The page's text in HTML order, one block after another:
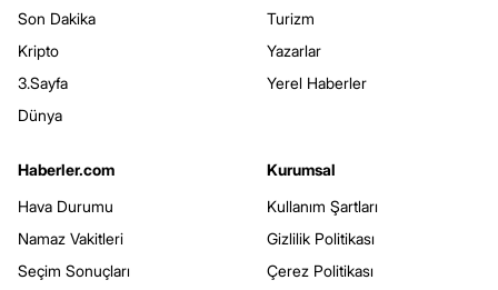
Son Dakika
Kripto
3.Sayfa
Dünya
Turizm
Yazarlar
Yerel Haberler
Haberler.com
Hava Durumu
Namaz Vakitleri
Seçim Sonuçları
Kurumsal
Kullanım Şartları
Gizlilik Politikası
Çerez Politikası